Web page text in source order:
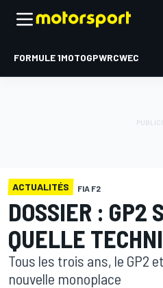
FORMULE 1MOTOGPWRCWEC
ACTUALITÉS FIA F2
DOSSIER : GP2
QUELLE
Tous les trois ans, le GP2
nouvelle monoplace